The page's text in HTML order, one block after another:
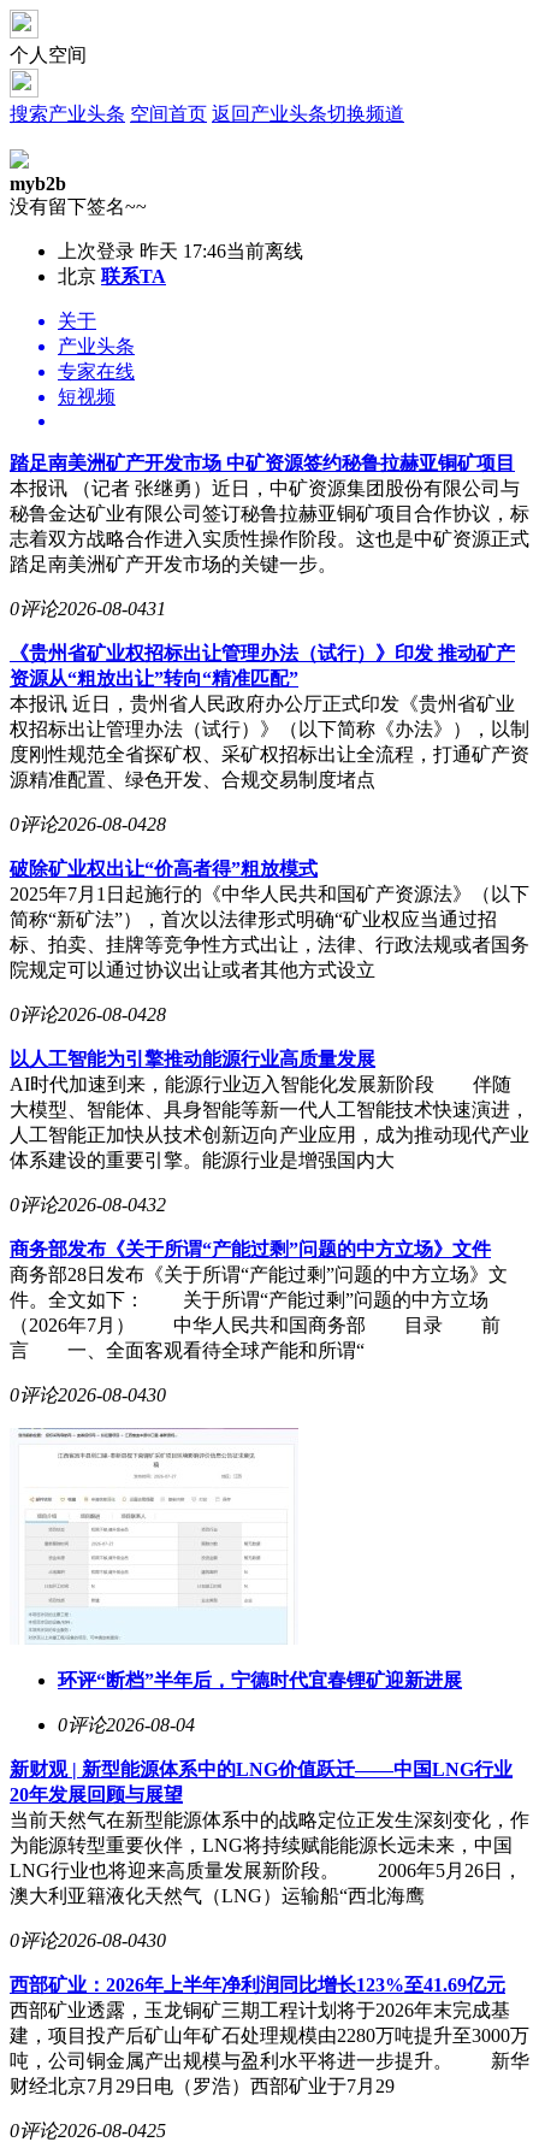
个人空间
搜索产业头条 空间首页 返回产业头条切换频道
myb2b
没有留下签名~~
上次登录 昨天 17:46当前离线
北京 联系TA
关于
产业头条
专家在线
短视频
踏足南美洲矿产开发市场 中矿资源签约秘鲁拉赫亚铜矿项目
本报讯 （记者 张继勇）近日，中矿资源集团股份有限公司与
秘鲁金达矿业有限公司签订秘鲁拉赫亚铜矿项目合作协议，标
志着双方战略合作进入实质性操作阶段。这也是中矿资源正式
踏足南美洲矿产开发市场的关键一步。
0评论2026-08-0431
《贵州省矿业权招标出让管理办法（试行）》印发 推动矿产
资源从“粗放出让”转向“精准匹配”
本报讯 近日，贵州省人民政府办公厅正式印发《贵州省矿业
权招标出让管理办法（试行）》（以下简称《办法》），以制
度刚性规范全省探矿权、采矿权招标出让全流程，打通矿产资
源精准配置、绿色开发、合规交易制度堵点
0评论2026-08-0428
破除矿业权出让“价高者得”粗放模式
2025年7月1日起施行的《中华人民共和国矿产资源法》（以下
简称“新矿法”），首次以法律形式明确“矿业权应当通过招
标、拍卖、挂牌等竞争性方式出让，法律、行政法规或者国务
院规定可以通过协议出让或者其他方式设立
0评论2026-08-0428
以人工智能为引擎推动能源行业高质量发展
AI时代加速到来，能源行业迈入智能化发展新阶段 伴随
大模型、智能体、具身智能等新一代人工智能技术快速演进，
人工智能正加快从技术创新迈向产业应用，成为推动现代产业
体系建设的重要引擎。能源行业是增强国内大
0评论2026-08-0432
商务部发布《关于所谓“产能过剩”问题的中方立场》文件
商务部28日发布《关于所谓“产能过剩”问题的中方立场》文
件。全文如下： 关于所谓“产能过剩”问题的中方立场
（2026年7月） 中华人民共和国商务部 目录 前
言 一、全面客观看待全球产能和所谓“
0评论2026-08-0430
环评“断档”半年后，宁德时代宜春锂矿迎新进展
0评论2026-08-04
新财观 | 新型能源体系中的LNG价值跃迁——中国LNG行业
20年发展回顾与展望
当前天然气在新型能源体系中的战略定位正发生深刻变化，作
为能源转型重要伙伴，LNG将持续赋能能源长远未来，中国
LNG行业也将迎来高质量发展新阶段。 2006年5月26日，
澳大利亚籍液化天然气（LNG）运输船“西北海鹰
0评论2026-08-0430
西部矿业：2026年上半年净利润同比增长123%至41.69亿元
西部矿业透露，玉龙铜矿三期工程计划将于2026年末完成基
建，项目投产后矿山年矿石处理规模由2280万吨提升至3000万
吨，公司铜金属产出规模与盈利水平将进一步提升。 新华
财经北京7月29日电（罗浩）西部矿业于7月29
0评论2026-08-0425